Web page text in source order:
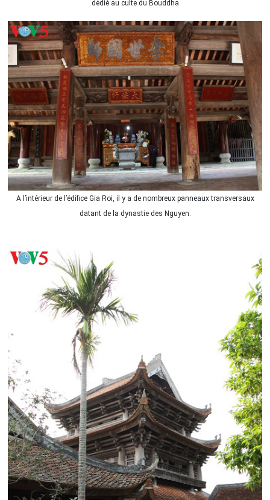
dédié au culte du Bouddha
A l’intérieur de l’édifice Gia Roi, il y a de nombreux panneaux transversaux
datant de la dynastie des Nguyen.